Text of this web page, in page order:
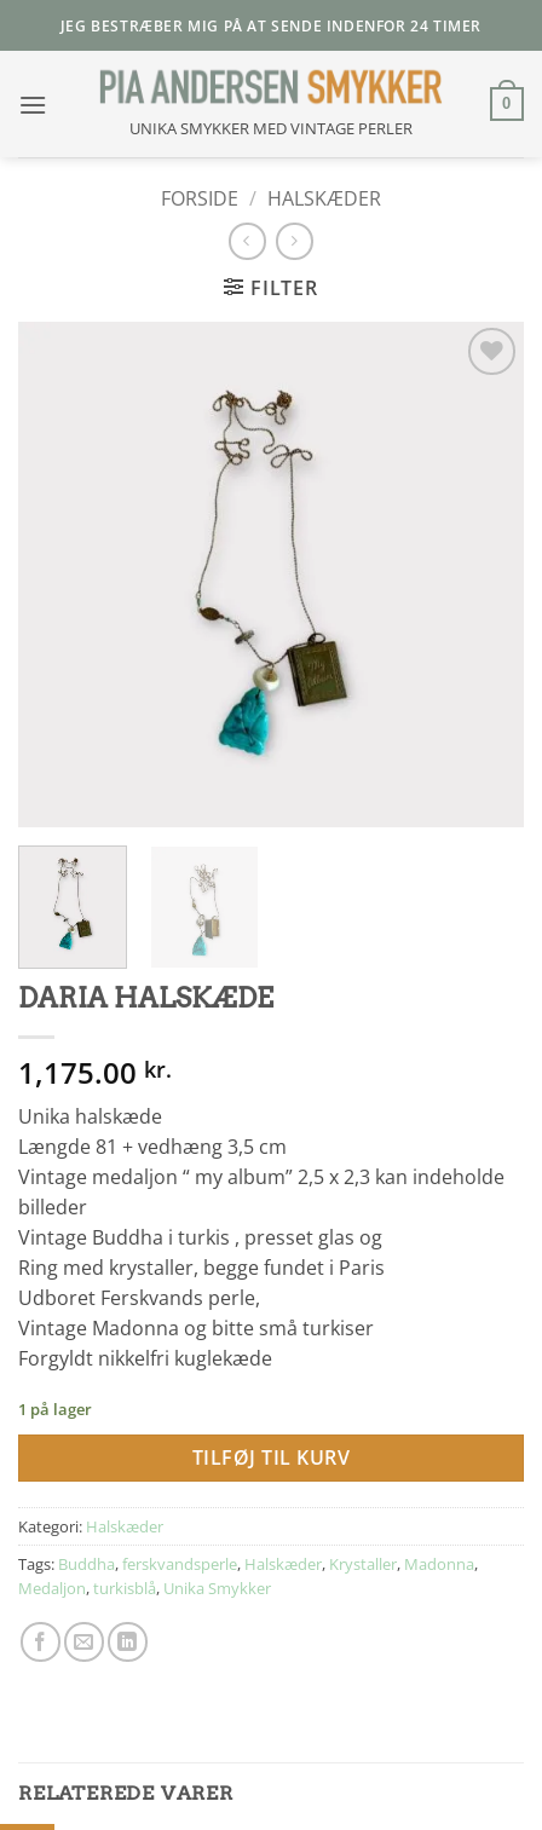
JEG BESTRÆBER MIG PÅ AT SENDE INDENFOR 24 TIMER
UNIKA SMYKKER MED VINTAGE PERLER
0
FORSIDE / HALSKÆDER
FILTER
DARIA HALSKÆDE
1,175.00 kr.
Unika halskæde
Længde 81 + vedhæng 3,5 cm
Vintage medaljon “ my album” 2,5 x 2,3 kan indeholde
billeder
Vintage Buddha i turkis , presset glas og
Ring med krystaller, begge fundet i Paris
Udboret Ferskvands perle,
Vintage Madonna og bitte små turkiser
Forgyldt nikkelfri kuglekæde
1 på lager
TILFØJ TIL KURV
Kategori: Halskæder
Tags: Buddha,ferskvandsperle, Halskæder, Krystaller, Madonna,
Medaljon,turkisblå, Unika Smykker
RELATEREDE VARER